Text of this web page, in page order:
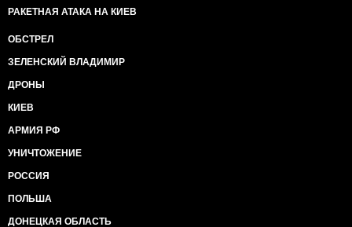
РАКЕТНАЯ АТАКА НА КИЕВ
ОБСТРЕЛ
ЗЕЛЕНСКИЙ ВЛАДИМИР
ДРОНЫ
КИЕВ
АРМИЯ РФ
УНИЧТОЖЕНИЕ
РОССИЯ
ПОЛЬША
ДОНЕЦКАЯ ОБЛАСТЬ